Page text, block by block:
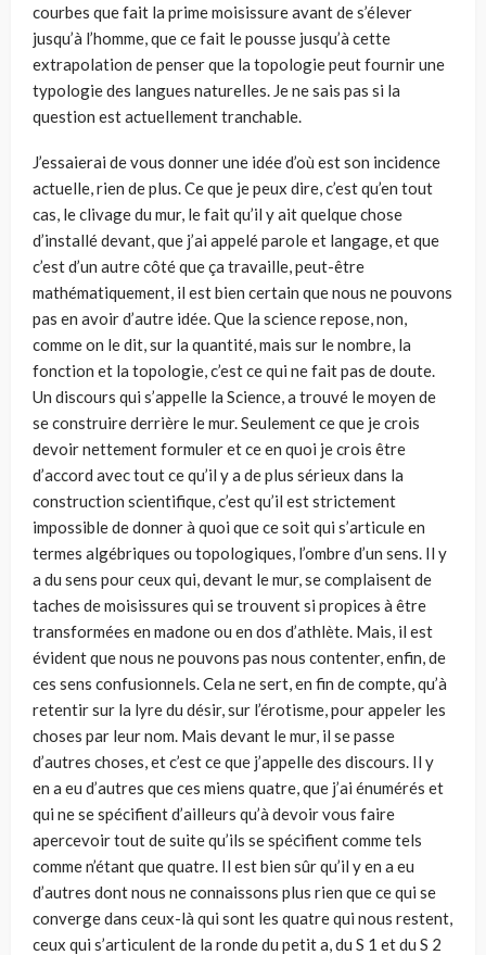
courbes que fait la prime moisissure avant de s’élever
jusqu’à l’homme, que ce fait le pousse jusqu’à cette
extrapolation de penser que la topologie peut fournir une
typologie des langues naturelles. Je ne sais pas si la
question est actuellement tranchable.
J’essaierai de vous donner une idée d’où est son incidence
actuelle, rien de plus. Ce que je peux dire, c’est qu’en tout
cas, le clivage du mur, le fait qu’il y ait quelque chose
d’installé devant, que j’ai appelé parole et langage, et que
c’est d’un autre côté que ça travaille, peut-être
mathématiquement, il est bien certain que nous ne pouvons
pas en avoir d’autre idée. Que la science repose, non,
comme on le dit, sur la quantité, mais sur le nombre, la
fonction et la topologie, c’est ce qui ne fait pas de doute.
Un discours qui s’appelle la Science, a trouvé le moyen de
se construire derrière le mur. Seulement ce que je crois
devoir nettement formuler et ce en quoi je crois être
d’accord avec tout ce qu’il y a de plus sérieux dans la
construction scientifique, c’est qu’il est strictement
impossible de donner à quoi que ce soit qui s’articule en
termes algébriques ou topologiques, l’ombre d’un sens. Il y
a du sens pour ceux qui, devant le mur, se complaisent de
taches de moisissures qui se trouvent si propices à être
transformées en madone ou en dos d’athlète. Mais, il est
évident que nous ne pouvons pas nous contenter, enfin, de
ces sens confusionnels. Cela ne sert, en fin de compte, qu’à
retentir sur la lyre du désir, sur l’érotisme, pour appeler les
choses par leur nom. Mais devant le mur, il se passe
d’autres choses, et c’est ce que j’appelle des discours. Il y
en a eu d’autres que ces miens quatre, que j’ai énumérés et
qui ne se spécifient d’ailleurs qu’à devoir vous faire
apercevoir tout de suite qu’ils se spécifient comme tels
comme n’étant que quatre. Il est bien sûr qu’il y en a eu
d’autres dont nous ne connaissons plus rien que ce qui se
converge dans ceux-là qui sont les quatre qui nous restent,
ceux qui s’articulent de la ronde du petit a, du S 1 et du S 2